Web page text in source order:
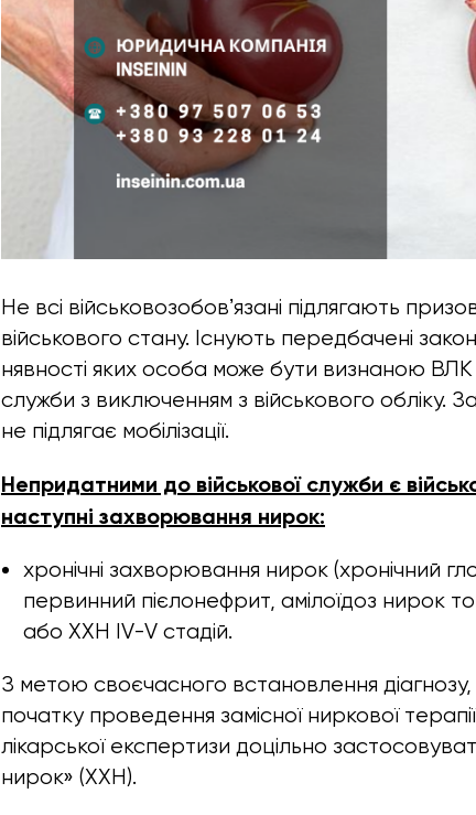
Не всі військовозобовʼязані підлягають
військового стану. Існують передбачені
нявності яких особа може бути визнаною
служби з виключенням з військового обліку.
не підлягає мобілізації.
Непридатними до військової служби є
наступні захворювання нирок:
хронічні захворювання нирок (хронічний
первинний пієлонефрит, амілоїдоз нирок
або ХХН IV-V стадій.
З метою своєчасного встановлення
початку проведення замісної ниркової
лікарської експертизи доцільно
нирок» (ХХН).